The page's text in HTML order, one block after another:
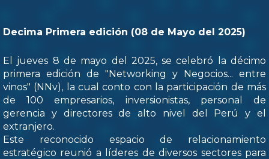
Decima Primera edición (08 de Mayo del 2025)
El jueves 8 de mayo del 2025, se celebró la décimo
primera edición de "Networking y Negocios... entre
vinos" (NNv), la cual conto con la participación de más
de 100 empresarios, inversionistas, personal de
gerencia y directores de alto nivel del Perú y el
extranjero.
Este reconocido espacio de relacionamiento
estratégico reunió a líderes de diversos sectores para